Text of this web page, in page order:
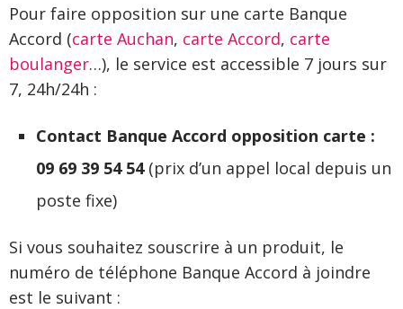
Pour faire opposition sur une carte Banque
Accord (carte Auchan, carte Accord, carte
boulanger…), le service est accessible 7 jours sur
7, 24h/24h :
Contact Banque Accord opposition carte :
09 69 39 54 54 (prix d’un appel local depuis un
poste fixe)
Si vous souhaitez souscrire à un produit, le
numéro de téléphone Banque Accord à joindre
est le suivant :